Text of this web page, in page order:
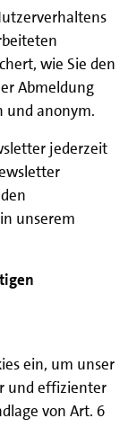
wie Sie den
Abmeldung
und anonym.
jederzeit
unserem
ein, um unser
und effizienter
von Art. 6